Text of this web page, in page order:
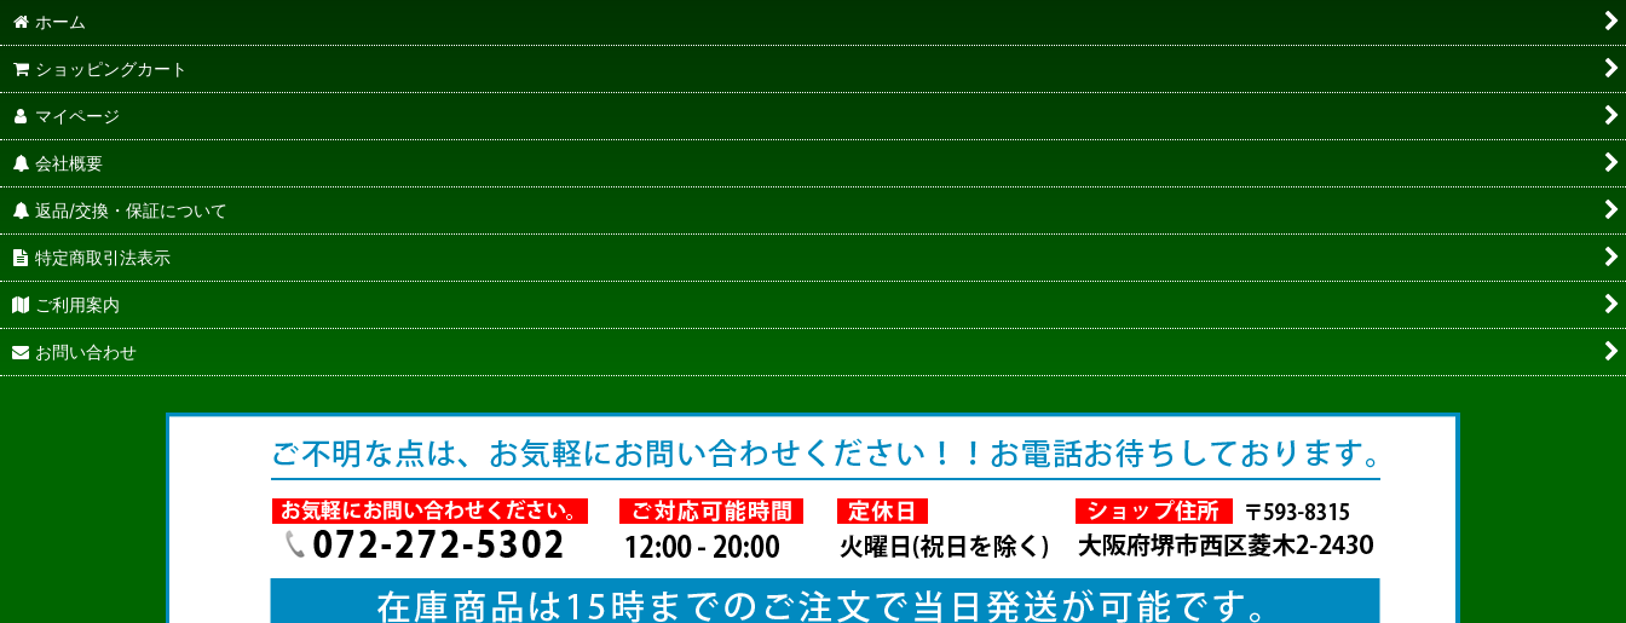
ホーム
ショッピングカート
マイページ
会社概要
返品/交換・保証について
特定商取引法表示
ご利用案内
お問い合わせ